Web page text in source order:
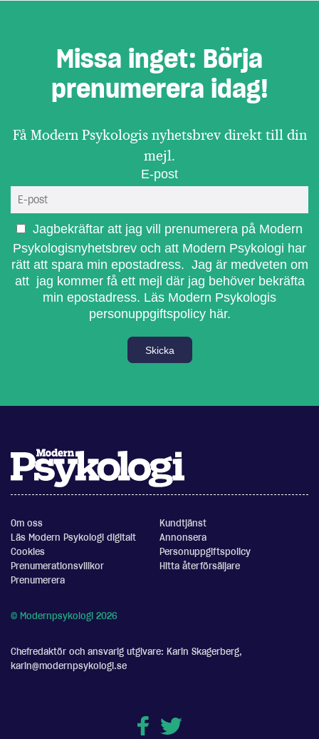
Missa inget: Börja
prenumerera idag!
Få Modern Psykologis nyhetsbrev direkt till din
mejl.
E-post
Jagbekräftar att jag vill prenumerera på Modern
Psykologisnyhetsbrev och att Modern Psykologi har
rätt att spara min epostadress. Jag är medveten om
att jag kommer få ett mejl där jag behöver bekräfta
min epostadress. Läs Modern Psykologis
personuppgiftspolicy här.
Skicka
Om oss
Kundtjänst
Läs Modern Psykologi digitalt
Annonsera
Cookies
Personuppgiftspolicy
Prenumerationsvillkor
Hitta återförsäljare
Prenumerera
© Modernpsykologi 2026
Chefredaktör och ansvarig utgivare: Karin Skagerberg,
karin@modernpsykologi.se